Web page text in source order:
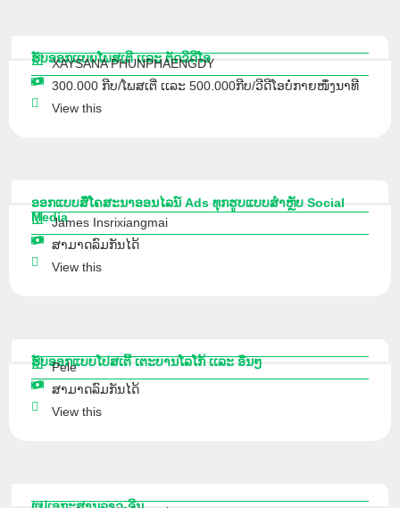
ຮັບອອກເເບບໂພສເຕີ ເເລະ ຕັດວີດີໂອ
XAYSANA PHUNPHAENGDY
300.000 ກີບ/ໂພສເຕີ່ ເເລະ 500.000ກີບ/ວີດີໂອບໍ່ກາຍໜຶ່ງນາທີ
View this
ອອກແບບສື່ໂຄສະນາອອນໄລນ໌ Ads ທຸກຮູບແບບສຳຫຼັບ Social
MediaJames Insrixiangmai
ສາມາດລົມກັນໄດ້
View this
ຮັບອອກແບບໂປສເຕີ້ ເຕະບານໂລໂກ້ ເເລະ ອື່ນໆ
Pele
ສາມາດລົມກັນໄດ້
View this